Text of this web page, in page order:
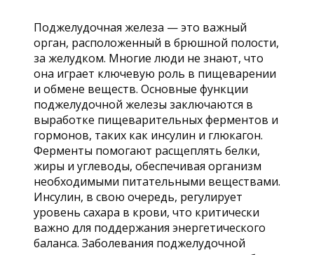
Поджелудочная железа — это важный
орган, расположенный в брюшной полости,
за желудком. Многие люди не знают, что
она играет ключевую роль в пищеварении
и обмене веществ. Основные функции
поджелудочной железы заключаются в
выработке пищеварительных ферментов и
гормонов, таких как инсулин и глюкагон.
Ферменты помогают расщеплять белки,
жиры и углеводы, обеспечивая организм
необходимыми питательными веществами.
Инсулин, в свою очередь, регулирует
уровень сахара в крови, что критически
важно для поддержания энергетического
баланса. Заболевания поджелудочной